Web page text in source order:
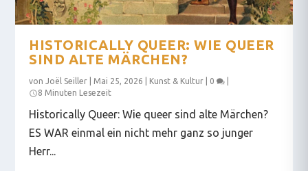
HISTORICALLY QUEER: WIE QUEER
SIND ALTE MÄRCHEN?
vonJoël Seiller Mai 25, 2026 Kunst & Kultur 0
8 Minuten Lesezeit
Historically Queer: Wie queer sind alte Märchen?
ES WAR einmal ein nicht mehr ganz so junger
Herr...